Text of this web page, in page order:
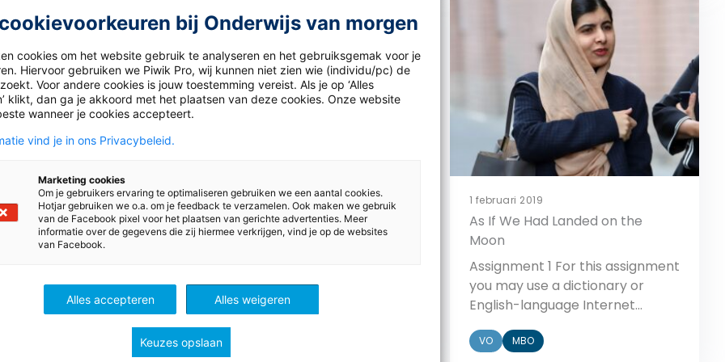
une pour son album […]
to try and explain why the loss of
biodiversity, extinction and
vanishing species really matter.
[…]
behandelen in de klas. Hoe kun je
de taalkronkels lezen? En wat
betekenen ze dan? Vertraging
world leaders and
chiefs met in Davos to
global issues and
from Sweden was
She presented her
1 februari 2019
assignment and write down the
answers in English. You may use
English-language Internet
directions. Start with the English
words you already know. Next,
look up any words you know in
Dutch but not in English. Copy
1 februari 2019
As If We Had Landed on the
Moon
Assignment 1 For this assignment
you may use a dictionary or
English-language Internet
list of words related to refugees.
VO MBO
bij Onderwijs van morgen
cookies om het website gebruik te analyseren en het gebruiksgemak voor je
Hiervoor gebruiken we Piwik Pro, wij kunnen niet zien wie (individu/pc) de
Voor andere cookies is jouw toestemming vereist. Als je op ‘Alles
klikt, dan ga je akkoord met het plaatsen van deze cookies. Onze website
wanneer je cookies accepteert.
vind je in ons Privacybeleid.
Marketing cookies
Om je gebruikers ervaring te optimaliseren gebruiken we een aantal cookies.
Hotjar gebruiken we o.a. om je feedback te verzamelen. Ook maken we gebruik
van de Facebook pixel voor het plaatsen van gerichte advertenties. Meer
informatie over de gegevens die zij hiermee verkrijgen, vind je op de websites
van Facebook.
Alles accepteren Alles weigeren
Keuzes opslaan